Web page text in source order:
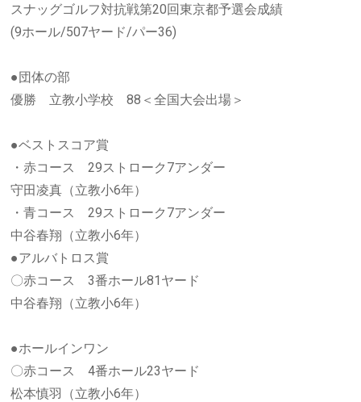
スナッグゴルフ対抗戦第20回東京都予選会成績
(9ホール/507ヤード/パー36)
●団体の部
優勝 立教小学校 88＜全国大会出場＞
●ベストスコア賞
・赤コース 29ストローク7アンダー
守田凌真（立教小6年）
・青コース 29ストローク7アンダー
中谷春翔（立教小6年）
●アルバトロス賞
〇赤コース 3番ホール81ヤード
中谷春翔（立教小6年）
●ホールインワン
〇赤コース 4番ホール23ヤード
松本慎羽（立教小6年）